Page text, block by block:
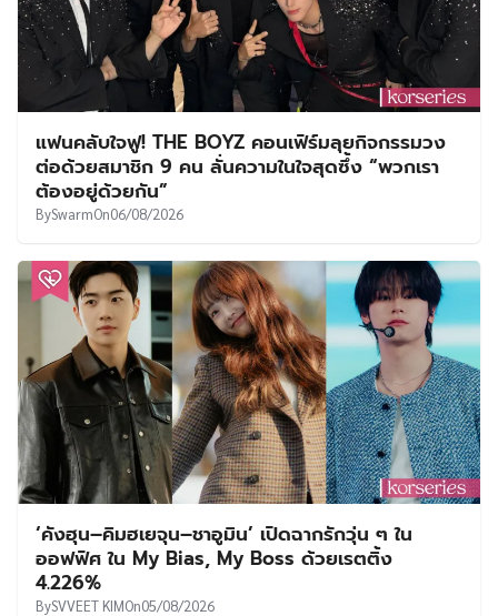
แฟนคลับใจฟู! THE BOYZ คอนเฟิร์มลุยกิจกรรมวง
ต่อด้วยสมาชิก 9 คน ลั่นความในใจสุดซึ้ง “พวกเรา
ต้องอยู่ด้วยกัน”
BySwarmOn06/08/2026
‘คังฮุน–คิมฮเยจุน–ชาอูมิน’ เปิดฉากรักวุ่น ๆ ใน
ออฟฟิศ ใน My Bias, My Boss ด้วยเรตติ้ง
4.226%
BySVVEET KIMOn05/08/2026